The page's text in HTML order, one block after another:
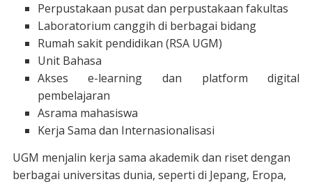
Perpustakaan pusat dan perpustakaan fakultas
Laboratorium canggih di berbagai bidang
Rumah sakit pendidikan (RSA UGM)
Unit Bahasa
Akses e-learning dan platform digital
pembelajaran
Asrama mahasiswa
Kerja Sama dan Internasionalisasi
UGM menjalin kerja sama akademik dan riset dengan
berbagai universitas dunia, seperti di Jepang, Eropa,